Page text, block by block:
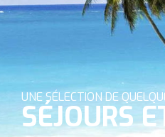
CROISIERES
SUR-MESURE
NOS AGENCES
UNE SÉLECTION DE
SÉJOURS